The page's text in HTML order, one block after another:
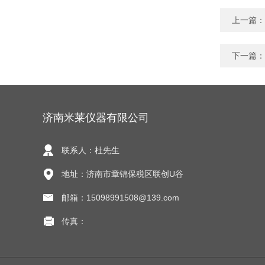
上一篇：
下一篇：
济南米莱仪器有限公司
联系人：杜先生
地址：济南市章锦保税区联创U谷
邮箱：15098991508@139.com
传真：